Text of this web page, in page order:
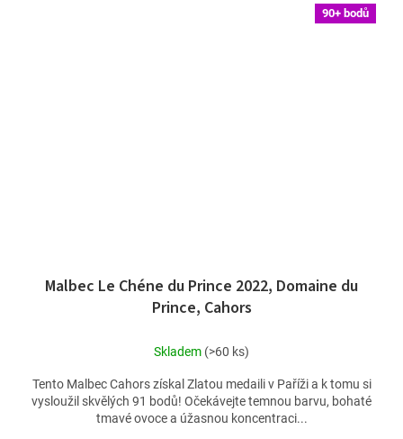
90+ bodů
Malbec Le Chéne du Prince 2022, Domaine du
Prince, Cahors
Skladem (>60 ks)
Tento Malbec Cahors získal Zlatou medaili v Paříži a k tomu si
vysloužil skvělých 91 bodů! Očekávejte temnou barvu, bohaté
tmavé ovoce a úžasnou koncentraci...